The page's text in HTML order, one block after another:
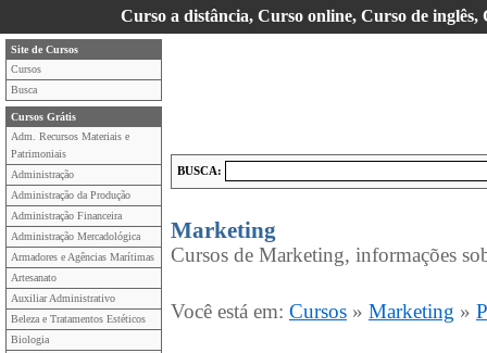
Curso a distância, Curso online, Curso de
Site de Cursos
Cursos
Busca
Cursos Grátis
Adm. Recursos Materiais e
Patrimoniais
Administração
Administração da Produção
Administração Financeira
Administração Mercadológica
Armadores e Agências Marítimas
Artesanato
Auxiliar Administrativo
Beleza e Tratamentos Estéticos
Biologia
BUSCA:
Marketing
Cursos de Marketing, informações
Você está em: Cursos » Marketing »